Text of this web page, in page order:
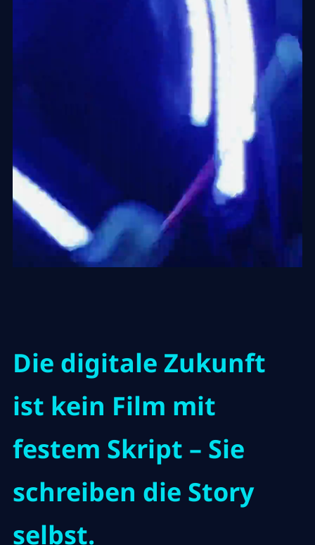
Die digitale Zukunft
ist kein Film mit
festem Skript – Sie
schreiben die Story
selbst.